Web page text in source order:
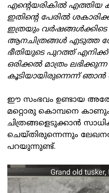
എന്‍റെയരികിൽ
ഇതിന്‍റെ പേരിൽ
ഇത്രയും
ആനചിത്രങ്ങൾ എടുത്ത
ഭീതിയുടെ പുറത്ത്
ഒരിക്കൽ മാത്രം
കൂടിയായിരുന്നെന്ന് ഞാൻ
ഈ സംഭവം ഉണ്ടായ അതേ
മറ്റൊരു കൊമ്പനെ
ചിത്രങ്ങളെടുക്കാൻ
ചെയ്തിരുന്നെന്നും
പറയുന്നുണ്ട്.